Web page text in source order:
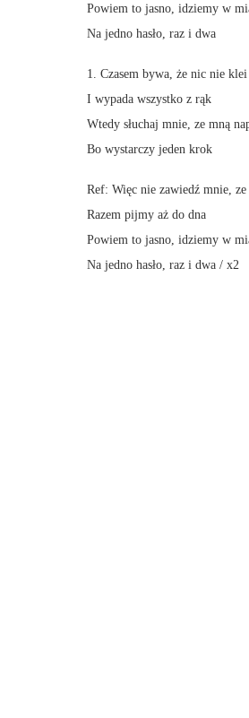
Powiem to jasno, idziemy w
Na jedno hasło, raz i dwa
1. Czasem bywa, że nic nie klei
I wypada wszystko z rąk
Wtedy słuchaj mnie, ze mną
Bo wystarczy jeden krok
Ref: Więc nie zawiedź mnie,
Razem pijmy aż do dna
Powiem to jasno, idziemy w
Na jedno hasło, raz i dwa / x2